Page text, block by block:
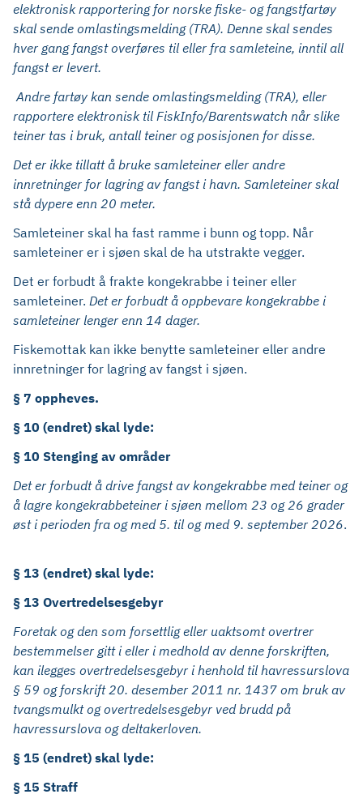
elektronisk rapportering for norske fiske- og fangstfartøy
skal sende omlastingsmelding (TRA). Denne skal sendes
hver gang fangst overføres til eller fra samleteine, inntil all
fangst er levert.
Andre fartøy kan sende omlastingsmelding (TRA), eller
rapportere elektronisk til FiskInfo/Barentswatch når slike
teiner tas i bruk, antall teiner og posisjonen for disse.
Det er ikke tillatt å bruke samleteiner eller andre
innretninger for lagring av fangst i havn. Samleteiner skal
stå dypere enn 20 meter.
Samleteiner skal ha fast ramme i bunn og topp. Når
samleteiner er i sjøen skal de ha utstrakte vegger.
Det er forbudt å frakte kongekrabbe i teiner eller
samleteiner. Det er forbudt å oppbevare kongekrabbe i
samleteiner lenger enn 14 dager.
Fiskemottak kan ikke benytte samleteiner eller andre
innretninger for lagring av fangst i sjøen.
§ 7 oppheves.
§ 10 (endret) skal lyde:
§ 10 Stenging av områder
Det er forbudt å drive fangst av kongekrabbe med teiner og
å lagre kongekrabbeteiner i sjøen mellom 23 og 26 grader
øst i perioden fra og med 5. til og med 9. september 2026.
§ 13 (endret) skal lyde:
§ 13 Overtredelsesgebyr
Foretak og den som forsettlig eller uaktsomt overtrer
bestemmelser gitt i eller i medhold av denne forskriften,
kan ilegges overtredelsesgebyr i henhold til havressurslova
§ 59 og forskrift 20. desember 2011 nr. 1437 om bruk av
tvangsmulkt og overtredelsesgebyr ved brudd på
havressurslova og deltakerloven.
§ 15 (endret) skal lyde:
§ 15 Straff